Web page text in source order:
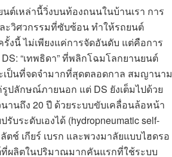
ต์เหล่านี้วิ่งบนท้องถนนในบ้านเรา การ
ะวิศวกรรมที่ซับซ้อน ทำให้รถยนต์
งนี้ ไม่เพียงแค่การจัดอันดับ แต่คือการ
“เทพธิดา” ที่พลิกโฉมโลกยานยนต์
เป็นที่จดจำมากที่สุดตลอดกาล สมญานาม
ปลักษณ์ภายนอก แต่ DS ยังเต็มไปด้วย
านถึง 20 ปี ด้วยระบบขับเคลื่อนล้อหน้า
ระดับเองได้ (hydropneumatic self-
ช์ เกียร์ เบรก และพวงมาลัยแบบไฮดรอ
ที่ผลิตในปริมาณมากคันแรกที่ใช้ระบบ